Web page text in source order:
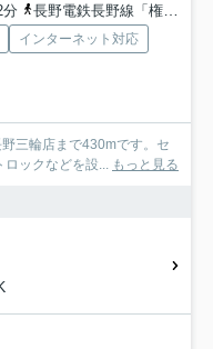
分
長野電鉄長野線「権堂」駅 徒歩10分
インターネット対応
三輪店まで430mです。セ
ックなどを設...
もっと見る